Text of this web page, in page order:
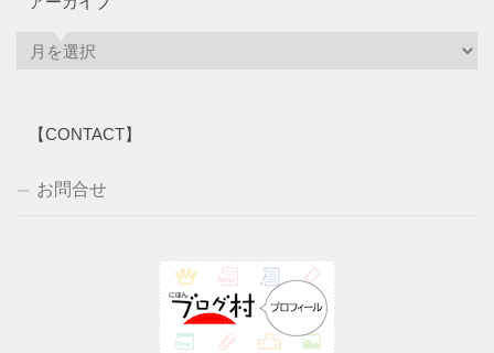
【CONTACT】
お問合せ